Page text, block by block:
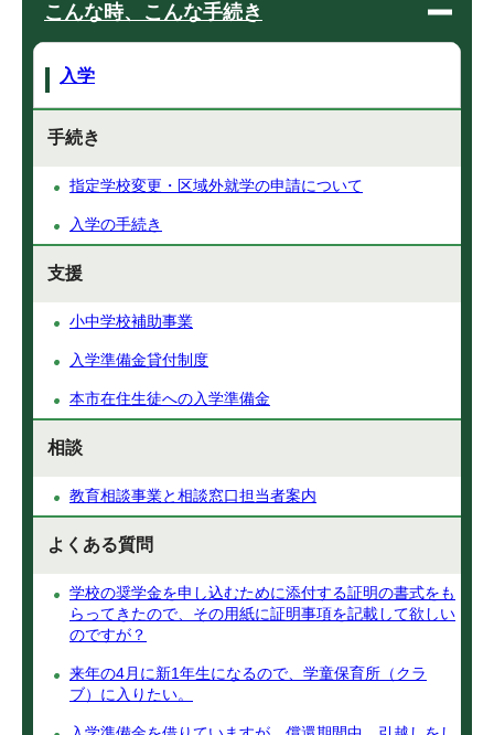
こんな時、こんな手続き
入学
手続き
指定学校変更・区域外就学の申請について
入学の手続き
支援
小中学校補助事業
入学準備金貸付制度
本市在住生徒への入学準備金
相談
教育相談事業と相談窓口担当者案内
よくある質問
学校の奨学金を申し込むために添付する証明の書式をも
らってきたので、その用紙に証明事項を記載して欲しい
のですが？
来年の4月に新1年生になるので、学童保育所（クラ
ブ）に入りたい。